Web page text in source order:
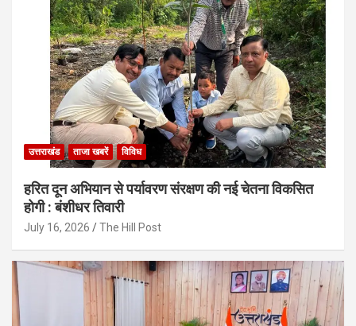
उत्तराखंड ताजा खबरें विविध
हरित दून अभियान से पर्यावरण संरक्षण की नई चेतना विकसित
होगी : बंशीधर तिवारी
July 16, 2026 The Hill Post